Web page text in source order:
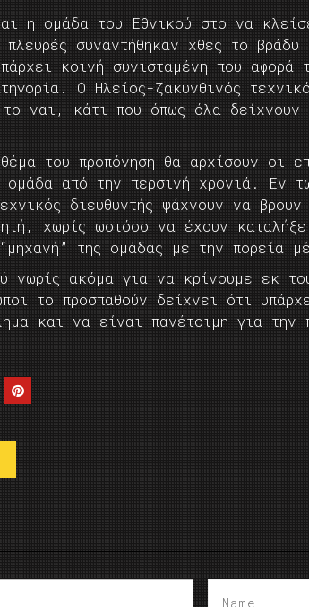
η ομάδα του Εθνικού στο να
συναντήθηκαν χθες το
κοινή συνισταμένη που αφορά
Ο Ηλείος-ζακυνθινός
ναι, κάτι που όπως όλα δείχνουν
του προπόνηση θα αρχίσουν οι
ομάδα από την περσινή χρονιά. Εν
διευθυντής ψάχνουν να
χωρίς ωστόσο να έχουν
της ομάδας με την πορεία
νωρίς ακόμα για να κρίνουμε εκ
το προσπαθούν δείχνει ότι
και να είναι πανέτοιμη για